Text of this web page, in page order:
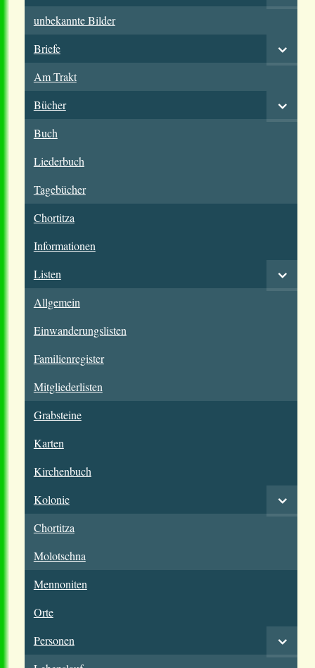
unbekannte Bilder
Briefe
Am Trakt
Bücher
Buch
Liederbuch
Tagebücher
Chortitza
Informationen
Listen
Allgemein
Einwanderungslisten
Familienregister
Mitgliederlisten
Grabsteine
Karten
Kirchenbuch
Kolonie
Chortitza
Molotschna
Mennoniten
Orte
Personen